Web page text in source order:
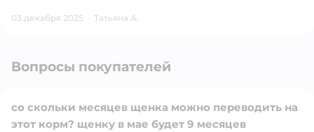
03 декабря 2025 · Татьяна А.
Вопросы покупателей
со скольки месяцев щенка можно переводить на
этот корм? щенку в мае будет 9 месяцев